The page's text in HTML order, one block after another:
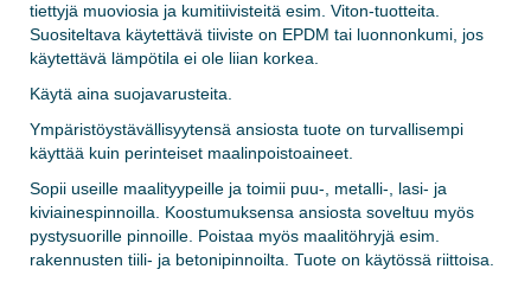
tiettyjä muoviosia ja kumitiivisteitä esim. Viton-tuotteita.
Suositeltava käytettävä tiiviste on EPDM tai luonnonkumi, jos
käytettävä lämpötila ei ole liian korkea.
Käytä aina suojavarusteita.
Ympäristöystävällisyytensä ansiosta tuote on turvallisempi
käyttää kuin perinteiset maalinpoistoaineet.
Sopii useille maalityypeille ja toimii puu-, metalli-, lasi- ja
kiviainespinnoilla. Koostumuksensa ansiosta soveltuu myös
pystysuorille pinnoille. Poistaa myös maalitöhryjä esim.
rakennusten tiili- ja betonipinnoilta. Tuote on käytössä riittoisa.